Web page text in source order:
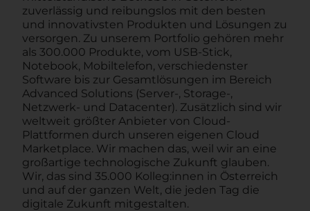
zuverlässig und reibungslos mit den besten
und innovativsten Produkten und Lösungen zu
versorgen. Zu unserem Portfolio gehören mehr
als 300.000 Produkte, vom USB-Stick,
Notebook, Mobiltelefon, verschiedenster
Software bis zur Gesamtlösungen im Bereich
Advanced Solutions (Server-, Storage-,
Netzwerk- und Datacenter). Zusätzlich sind wir
weltweit größter Anbieter von Cloud-
Plattformen durch unseren eigenen Cloud
Marketplace. Wir machen das, weil wir an eine
großartige technologische Zukunft glauben.
Wir, das sind 35.000 Kolleg:innen in Österreich
und auf der ganzen Welt, die jeden Tag die
digitale Zukunft mitgestalten.